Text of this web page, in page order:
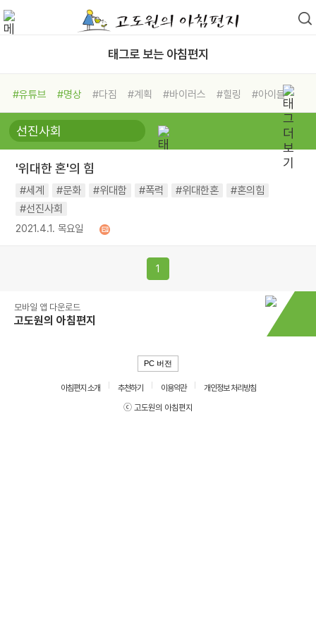
태그로 보는 아침편지
#유튜브 #명상 #다짐 #계획 #바이러스 #힐링
#아이들
#비전캠프
#독서캠프 #삶
#희망
#나눔 #친구 #링컨학교
#독서
#건강 #면역력
'위대한 혼'의 힘
#세계 #문화 #위대함 #폭력 #위대한혼
#혼의힘
#선진사회
2021.4.1. 목요일
1
모바일 앱 다운로드
고도원의 아침편지
PC 버전
아침편지 소개 추천하기 이용약관
개인정보 처리방침
ⓒ 고도원의 아침편지